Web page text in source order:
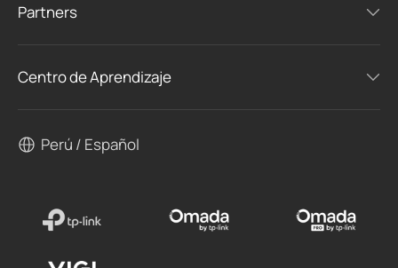
Partners
Centro de Aprendizaje
Perú / Español